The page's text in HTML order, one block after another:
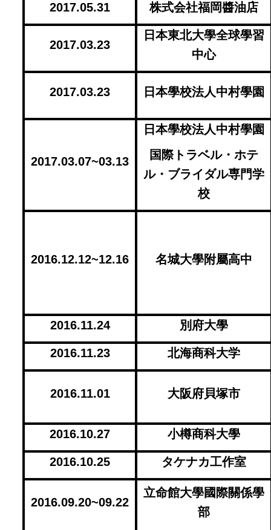
2017.05.31 株式会社福岡醬油店
2017.03.23
日本東北大學全球學習
中心
2017.03.23 日本學校法人中村學園
2017.03.07~03.13
日本學校法人中村學園
国際トラベル・ホテ
ル・ブライダル専門学
校
2016.12.12~12.16 名城大學附屬高中
2016.11.24 別府大學
2016.11.23 北海商科大学
2016.11.01 大阪府貝塚市
2016.10.27 小樽商科大學
2016.10.25 タケナカ工作室
2016.09.20~09.22
立命館大學國際關係學
部